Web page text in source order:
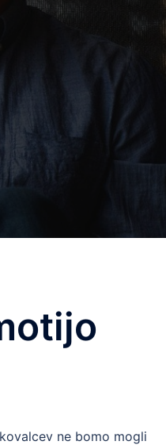
ne bomo mogli